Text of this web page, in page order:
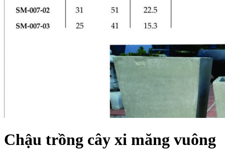
Chậu trồng cây xi măng vuông